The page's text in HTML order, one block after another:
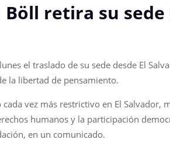
retira su
el traslado de su sede desde El
la libertad de pensamiento.
vez más restrictivo en El
humanos y la participación
en un comunicado.